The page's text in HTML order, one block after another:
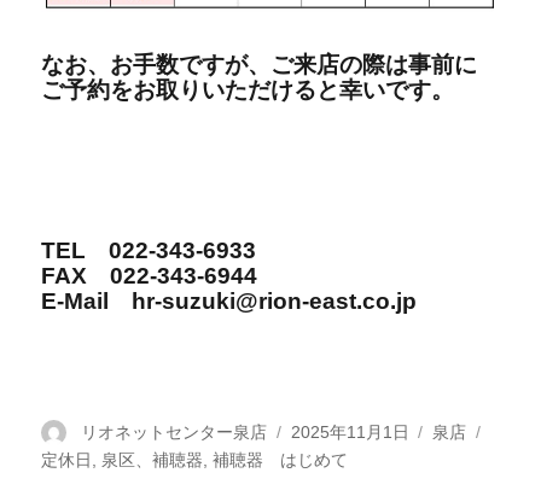
なお、お手数ですが、ご来店の際は事前に
ご予約をお取りいただけると幸いです。
TEL 022-343-6933
FAX 022-343-6944
E-Mail hr-suzuki@rion-east.co.jp
投
稿
リオネットセンター泉店
投
稿
2025年11月1日
カ
泉店
定休日, 泉区、補聴器,補聴器 はじめて